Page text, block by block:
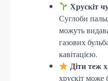
Хрускіт
Суглоби
можуть
газових
кавітацією.
Діти теж
хрускіт може